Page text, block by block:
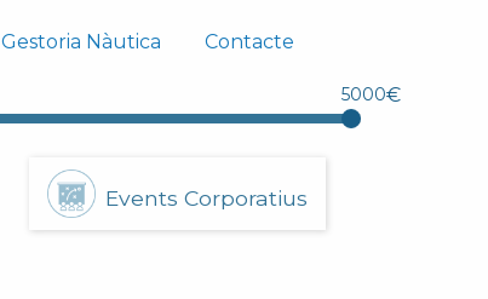
Gestoria Nàutica Contacte
€
Events Corporatius